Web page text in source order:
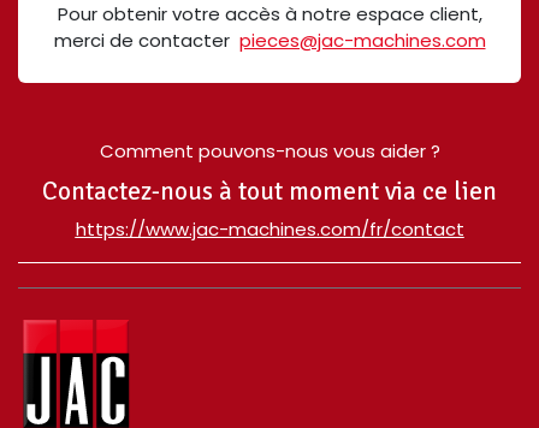
Pour obtenir votre accès à notre espace client,
merci de contacter pieces@jac-machines.com
Comment pouvons-nous vous aider ?
Contactez-nous à tout moment via ce lien
​https://www.jac-machines.com/fr/contact